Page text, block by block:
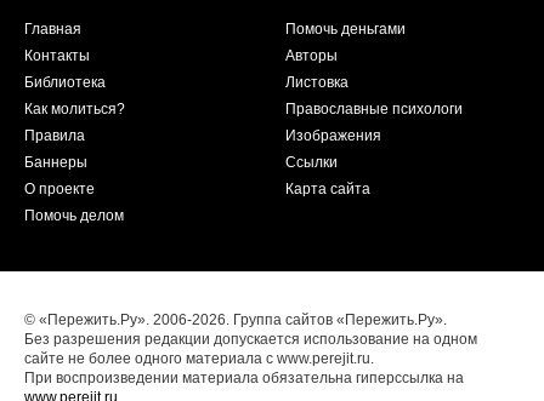
Главная
Контакты
Библиотека
Как молиться?
Правила
Баннеры
О проекте
Помочь делом
Помочь деньгами
Авторы
Листовка
Православные психологи
Изображения
Ссылки
Карта сайта
© «Пережить.Ру». 2006-2026. Группа сайтов «Пережить.Ру».
Без разрешения редакции допускается использование на одном
сайте не более одного материала с www.perejit.ru.
При воспроизведении материала обязательна гиперссылка на